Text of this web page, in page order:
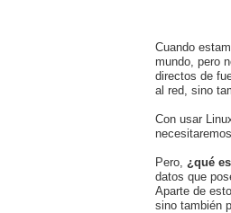
Cuando
mundo, pero
directos de
al red, sino
Con usar
Pero, ¿qué
datos que
Aparte de
sino también